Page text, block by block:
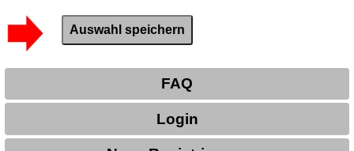
FAQ
Login